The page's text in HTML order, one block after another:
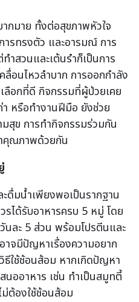
กมาย ทั้งต่อสุขภาพหัวใจ
รทรงตัว และอารมณ์ การ
ำสวนและเต้นรำก็เป็นการ
อนไหวลำบาก การออกกำลัง
ลือกที่ดี กิจกรรมที่ผู้ป่วยเคย
หรือทำงานฝีมือ ยังช่วย
สุข การทำกิจกรรมร่วมกัน
าคุณภาพด้วยกัน
ดื่มน้ำเพียงพอเป็นรากฐาน
ได้รับอาหารครบ 5 หมู่ โดย
นละ 5 ส่วน พร้อมโปรตีนและ
าจมีปัญหาเรื่องความอยาก
ธีใช้ช้อนส้อม หากเกิดปัญหา
นออาหาร เช่น ทำเป็นสมูทตี้
ม่ต้องใช้ช้อนส้อม